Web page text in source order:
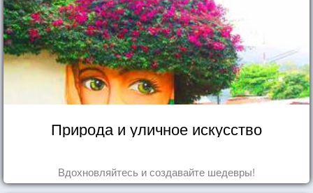
Природа и уличное искусство
Вдохновляйтесь и создавайте шедевры!